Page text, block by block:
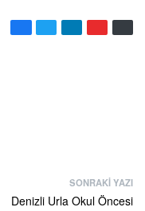
SONRAKI YAZI
Denizli Urla Okul Öncesi